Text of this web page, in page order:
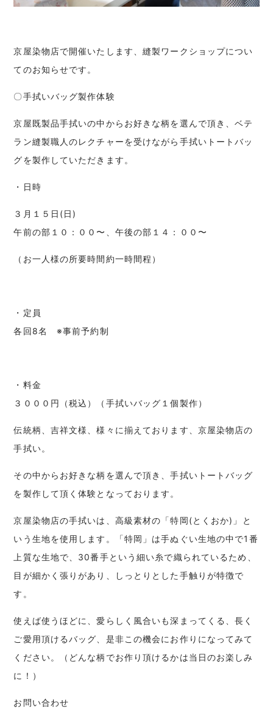
京屋染物店で開催いたします、縫製ワークショップについ
てのお知らせです。
〇手拭いバッグ製作体験
京屋既製品手拭いの中からお好きな柄を選んで頂き、ベテ
ラン縫製職人のレクチャーを受けながら手拭いトートバッ
グを製作していただきます。
・日時
３月１５日(日)
午前の部１０：００〜、午後の部１４：００〜
（お一人様の所要時間約一時間程）
・定員
各回8名 ※事前予約制
・料金
３０００円（税込）（手拭いバッグ１個製作）
伝統柄、吉祥文様、様々に揃えております、京屋染物店の
手拭い。
その中からお好きな柄を選んで頂き、手拭いトートバッグ
を製作して頂く体験となっております。
京屋染物店の手拭いは、高級素材の「特岡(とくおか)」と
いう生地を使用します。「特岡」は手ぬぐい生地の中で1番
上質な生地で、30番手という細い糸で織られているため、
目が細かく張りがあり、しっとりとした手触りが特徴で
す。
使えば使うほどに、愛らしく風合いも深まってくる、長く
ご愛用頂けるバッグ、是非この機会にお作りになってみて
ください。（どんな柄でお作り頂けるかは当日のお楽しみ
に！）
お問い合わせ